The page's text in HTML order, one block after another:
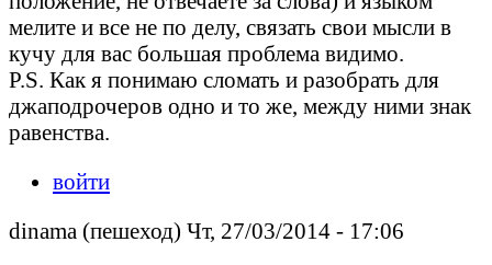
мелите и все не по делу, связать свои мысли в
кучу для вас большая проблема видимо.
P.S. Как я понимаю сломать и разобрать для
джаподрочеров одно и то же, между ними знак
равенства.
войти
dinama (пешеход) Чт, 27/03/2014 - 17:06